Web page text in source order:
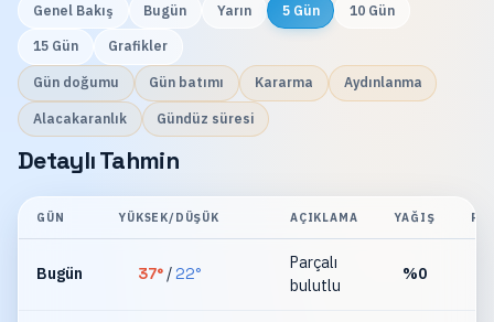
Genel Bakış Bugün Yarın 5 Gün 10 Gün
15 Gün Grafikler
Gün doğumu Gün batımı Kararma Aydınlanma
Alacakaranlık Gündüz süresi
Detaylı Tahmin
GÜN YÜKSEK/DÜŞÜK AÇIKLAMA YAĞIŞ
Bugün 37°/22°
Parçalı
bulutlu
%0